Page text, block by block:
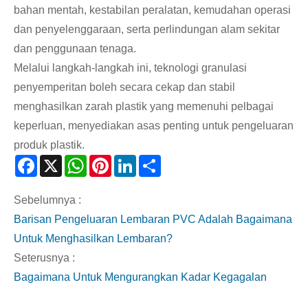
bahan mentah, kestabilan peralatan, kemudahan operasi
dan penyelenggaraan, serta perlindungan alam sekitar
dan penggunaan tenaga.
Melalui langkah-langkah ini, teknologi granulasi
penyemperitan boleh secara cekap dan stabil
menghasilkan zarah plastik yang memenuhi pelbagai
keperluan, menyediakan asas penting untuk pengeluaran
produk plastik.
Facebook
X WhatsAppPinterestLinkedIn
Sebelumnya :
Barisan Pengeluaran Lembaran PVC Adalah Bagaimana
Untuk Menghasilkan Lembaran?
Seterusnya :
Bagaimana Untuk Mengurangkan Kadar Kegagalan